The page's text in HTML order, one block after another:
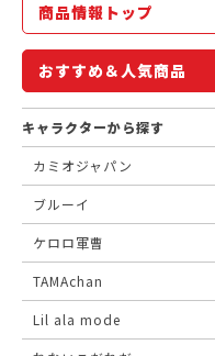
商品情報トップ
おすすめ＆人気商品
キャラクターから探す
カミオジャパン
ブルーイ
ケロロ軍曹
TAMAchan
Lil ala mode